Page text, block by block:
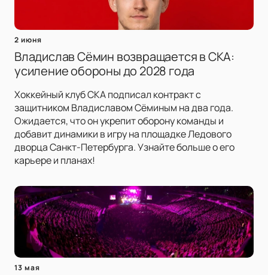
2 июня
Владислав Сёмин возвращается в СКА:
усиление обороны до 2028 года
Хоккейный клуб СКА подписал контракт с
защитником Владиславом Сёминым на два года.
Ожидается, что он укрепит оборону команды и
добавит динамики в игру на площадке Ледового
дворца Санкт-Петербурга. Узнайте больше о его
карьере и планах!
13 мая